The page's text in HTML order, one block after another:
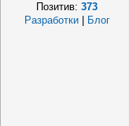
Позитив:373
Разработки
Блог